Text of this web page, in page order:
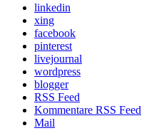
linkedin
xing
facebook
pinterest
livejournal
wordpress
blogger
RSS Feed
Kommentare RSS Feed
Mail